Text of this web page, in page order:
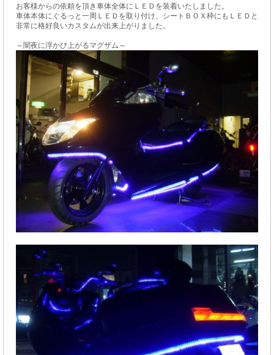
お客様からの依頼を頂き車体全体にＬＥＤを装着いたしました。
車体本体にぐるっと一周ＬＥＤを取り付け、シートＢＯＸ枠にもＬＥＤと
非常に格好良いカスタムが出来上がりました。
～闇夜に浮かび上がるマグザム～